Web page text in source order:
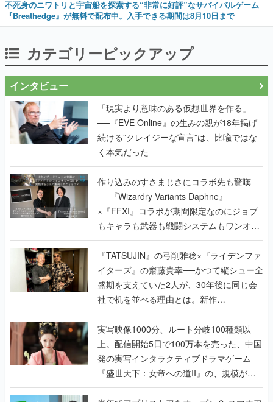
不死身のニワトリと宇宙船を探索する“非常に好評”なサバイバルゲーム
『Breathedge』が無料で配布中。入手できる期間は8月10日まで
カテゴリーピックアップ
インタビュー
「現実より意味のある仮想世界を作る」
──『EVE Online』の生みの親が18年掲げ
続ける”クレイジーな宣言”は、比喩ではな
く本気だった
作り込みのすさまじさにコラボ先も驚嘆
──『Wizardry Variants Daphne』
×『FFXI』コラボが期間限定なのにジョブ
もキャラも武器も戦闘システムもワンオフ
で作り込まれた理由を両ディレクターに聞
く
『TATSUJIN』の弓削雅稔×『ライデンファ
イターズ』の齋藤貴幸──かつて縦シュー全
盛期を支えていた2人が、30年後に同じ会
社で机を並べる理由とは。新作
『TATSUJIN EXTREME』で初タッグを組
んだレジェンド2人に訊く開発秘話
実写映像1000分、ルート分岐100種類以
上。配信開始5日で100万本を売った、中国
発の実写インタラクティブドラマゲーム
『盛世天下：女帝への道II』の、規模が違
うこだわりをプロデューサーに聞いた